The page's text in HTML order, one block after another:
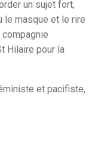
un sujet fort,
le masque et le rire
Hilaire pour la
et pacifiste,